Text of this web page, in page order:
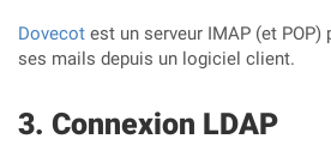
Dovecot est un serveur IMAP (et POP)
ses mails depuis un logiciel client.
Connexion LDAP